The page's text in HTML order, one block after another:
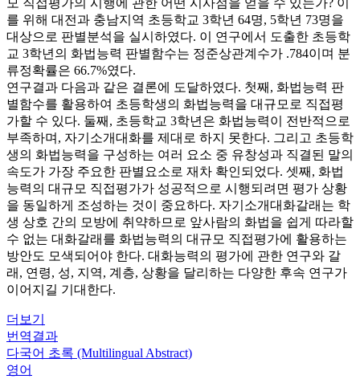
모 직접평가의 시행에 관한 어떤 시사점을 얻을 수 있는가? 이
를 위해 대전과 충남지역 초등학교 3학년 64명, 5학년 73명을
대상으로 판별분석을 실시하였다. 이 연구에서 도출한 초등학
교 3학년의 화법능력 판별함수는 정준상관계수가 .784이며 분
류정확률은 66.7%였다.
연구결과 다음과 같은 결론에 도달하였다. 첫째, 화법능력 판
별함수를 활용하여 초등학생의 화법능력을 대규모로 직접평
가할 수 있다. 둘째, 초등학교 3학년은 화법능력이 전반적으로
부족하며, 자기소개대화를 제대로 하지 못한다. 그리고 초등학
생의 화법능력을 구성하는 여러 요소 중 유창성과 직결된 말의
속도가 가장 주요한 판별요소로 재차 확인되었다. 셋째, 화법
능력의 대규모 직접평가가 성공적으로 시행되려면 평가 상황
을 동일하게 조성하는 것이 중요하다. 자기소개대화갈래는 학
생 상호 간의 모방에 취약하므로 앞사람의 화법을 쉽게 따라할
수 없는 대화갈래를 화법능력의 대규모 직접평가에 활용하는
방안도 모색되어야 한다. 대화능력의 평가에 관한 연구와 갈
래, 연령, 성, 지역, 계층, 상황을 달리하는 다양한 후속 연구가
이어지길 기대한다.
더보기
번역결과
다국어 초록 (Multilingual Abstract)
영어